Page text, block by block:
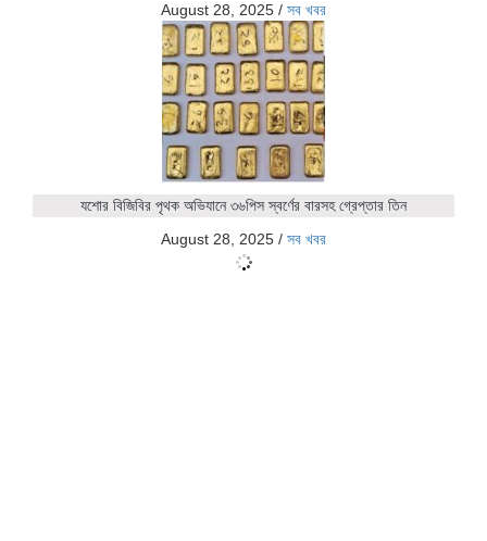
August 28, 2025 / সব খবর
যশোর বিজিবির পৃথক অভিযানে ৩৬পিস স্বর্ণের বারসহ গ্রেপ্তার তিন
August 28, 2025 / সব খবর